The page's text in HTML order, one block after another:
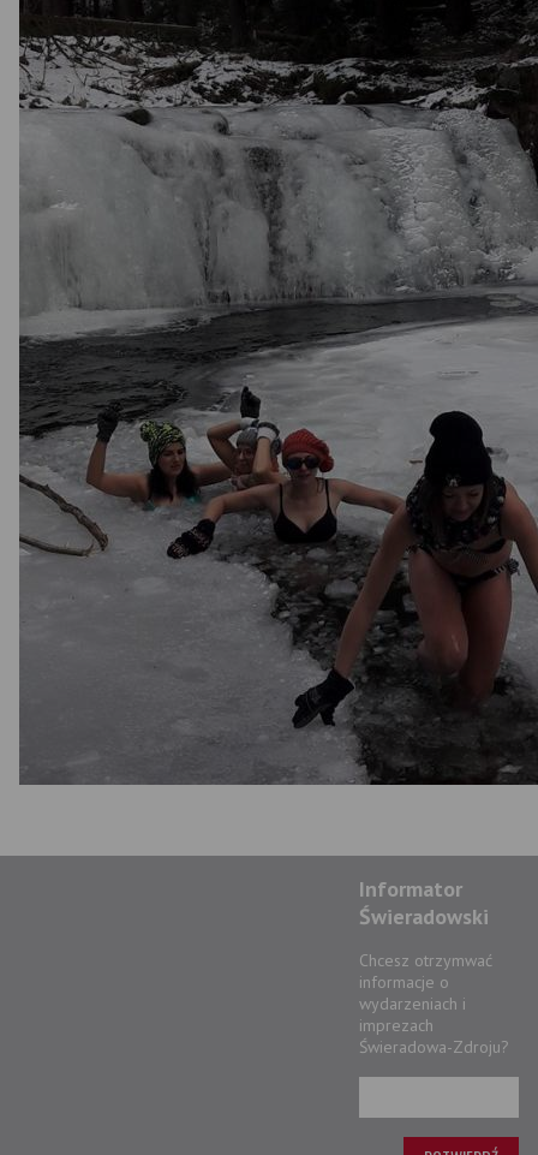
Informator
Świeradowski
Chcesz otrzymwać
informacje o
wydarzeniach i
imprezach
Świeradowa-Zdroju?